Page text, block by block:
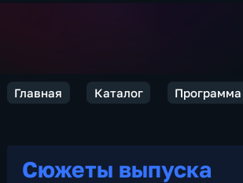
Главная Каталог Программа
Сюжеты выпуска